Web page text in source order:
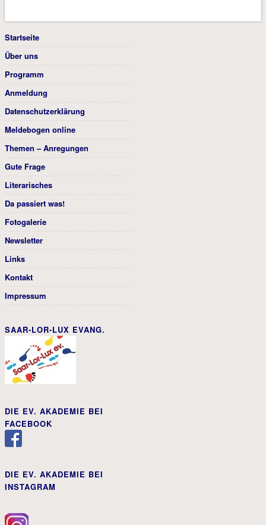
Startseite
Über uns
Programm
Anmeldung
Datenschutzerklärung
Meldebogen online
Themen – Anregungen
Gute Frage
Literarisches
Da passiert was!
Fotogalerie
Newsletter
Links
Kontakt
Impressum
SAAR-LOR-LUX EVANG.
DIE EV. AKADEMIE BEI
FACEBOOK
DIE EV. AKADEMIE BEI
INSTAGRAM